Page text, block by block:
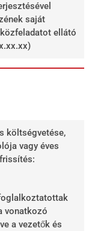
saját
ellátó
költségvetése,
vagy éves
vonatkozó
a vezetők és